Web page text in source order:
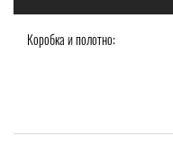
Коробка и полотно: